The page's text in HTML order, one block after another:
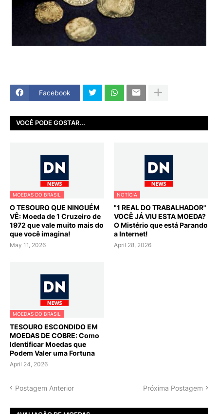
Facebook
VOCÊ PODE GOSTAR...
MOEDAS DO BRASIL
O TESOURO QUE NINGUÉM
VÊ: Moeda de 1 Cruzeiro de
1972 que vale muito mais do
que você imagina!
May 11, 2026
NOTÍCIA
"1 REAL DO TRABALHADOR"
VOCÊ JÁ VIU ESTA MOEDA?
O Mistério que está Parando
a Internet!
April 28, 2026
MOEDAS DO BRASIL
TESOURO ESCONDIDO EM
MOEDAS DE COBRE: Como
Identificar Moedas que
Podem Valer uma Fortuna
April 24, 2026
Postagem Anterior Próxima Postagem